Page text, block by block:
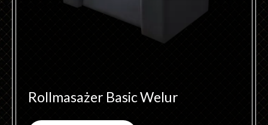
Rollmasażer Basic Welur